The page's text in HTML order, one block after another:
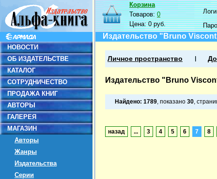
НОВОСТИ
ОБ ИЗДАТЕЛЬСТВЕ
КАТАЛОГ
СОТРУДНИЧЕСТВО
ПРОДАЖА КНИГ
АВТОРЫ
ГАЛЕРЕЯ
МАГАЗИН
Авторы
Жанры
Издательства
Серии
Корзина
Товаров:0
Цена:0 руб.
Издательство "Bruno
Личное пространство
Издательство "Bruno
Найдено: 1789, показано 30,
назад ... 3 4 5 6 7 8